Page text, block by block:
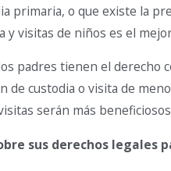
primaria, o que existe la
y visitas de niños es el
padres tienen el derecho
de custodia o visita de
serán más
sus derechos legales